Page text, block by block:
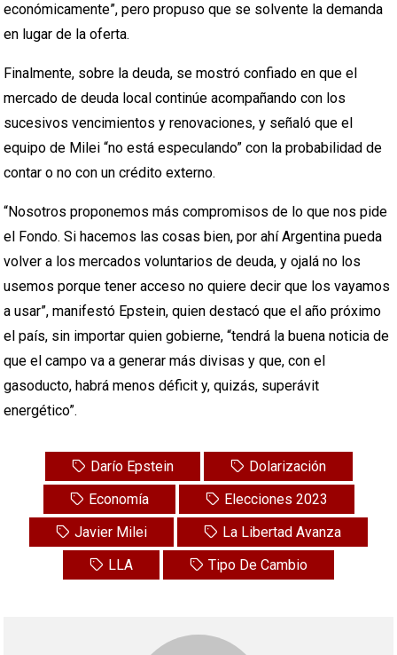
económicamente”, pero propuso que se solvente la demanda
en lugar de la oferta.
Finalmente, sobre la deuda, se mostró confiado en que el
mercado de deuda local continúe acompañando con los
sucesivos vencimientos y renovaciones, y señaló que el
equipo de Milei “no está especulando” con la probabilidad de
contar o no con un crédito externo.
“Nosotros proponemos más compromisos de lo que nos pide
el Fondo. Si hacemos las cosas bien, por ahí Argentina pueda
volver a los mercados voluntarios de deuda, y ojalá no los
usemos porque tener acceso no quiere decir que los vayamos
a usar”, manifestó Epstein, quien destacó que el año próximo
el país, sin importar quien gobierne, “tendrá la buena noticia de
que el campo va a generar más divisas y que, con el
gasoducto, habrá menos déficit y, quizás, superávit
energético”.
Darío Epstein
Dolarización
Economía
Elecciones 2023
Javier Milei
La Libertad Avanza
LLA
Tipo De Cambio